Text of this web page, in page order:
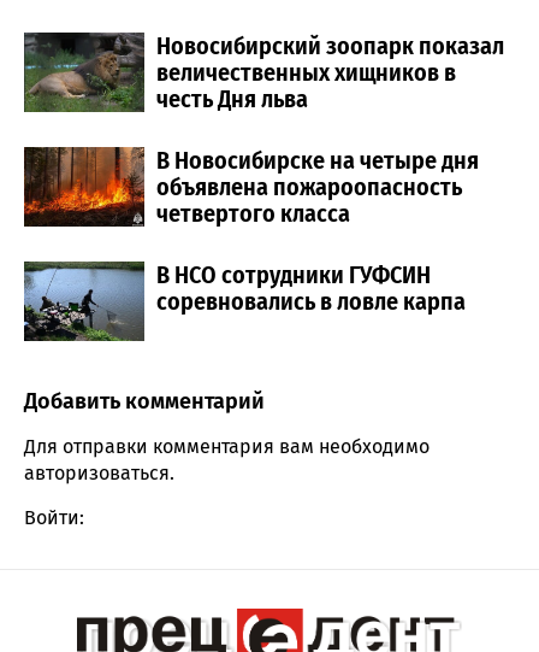
Новосибирский зоопарк показал
величественных хищников в
честь Дня льва
В Новосибирске на четыре дня
объявлена пожароопасность
четвертого класса
В НСО сотрудники ГУФСИН
соревновались в ловле карпа
Comment section
Добавить комментарий
Для отправки комментария вам необходимо
авторизоваться.
Войти: